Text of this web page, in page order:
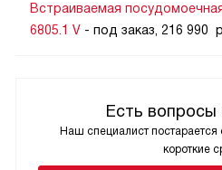
Есть вопросы
Наш специалист постарается
короткие
Встраиваемая
6805.1 V - под заказ, 216 990